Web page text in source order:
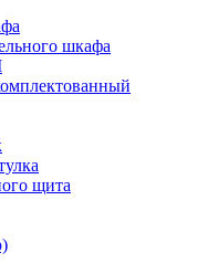
шкафа
щита